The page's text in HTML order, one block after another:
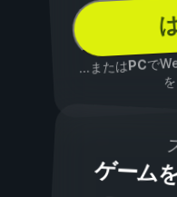
...またはPCで
ゲーム